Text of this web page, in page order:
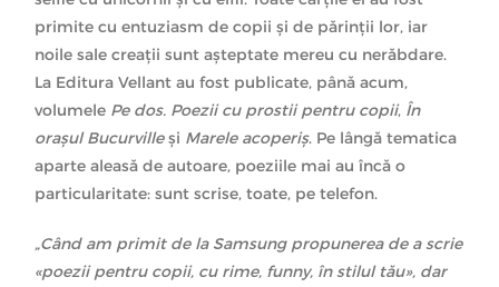
primite cu entuziasm de copii și de părinții lor, iar
noile sale creații sunt așteptate mereu cu nerăbdare.
La Editura Vellant au fost publicate, până acum,
volumele Pe dos. Poezii cu prostii pentru copii, În
orașul Bucurvilleși Marele acoperiș. Pe lângă tematica
aparte aleasă de autoare, poeziile mai au încă o
particularitate: sunt scrise, toate, pe telefon.
„Când am primit de la Samsung propunerea de a scrie
«poezii pentru copii, cu rime, funny, în stilul tău», dar